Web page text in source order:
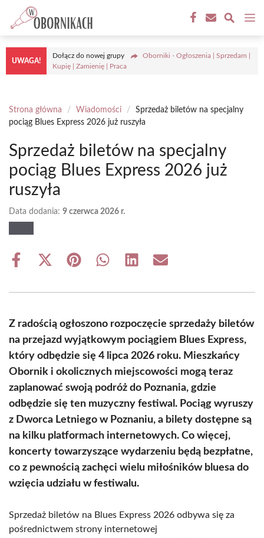
Przejdź
treści
UWAGA!
Dołącz do nowej grupy
Oborniki - Ogłoszenia | Sprzedam |
Kupię | Zamienię | Praca
Strona główna / Wiadomości /
Sprzedaż biletów na specjalny
pociąg Blues Express 2026 już ruszyła
Sprzedaż biletów na specjalny
pociąg Blues Express 2026 już
ruszyła
Data dodania: 9 czerwca 2026 r.
Share
Share
(Twitter)
Share Share Share Share
Z radością ogłoszono rozpoczęcie sprzedaży biletów
na przejazd wyjątkowym pociągiem Blues Express,
który odbędzie się 4 lipca 2026 roku. Mieszkańcy
Obornik i okolicznych miejscowości mogą teraz
zaplanować swoją podróż do Poznania, gdzie
odbędzie się ten muzyczny festiwal. Pociąg wyruszy
z Dworca Letniego w Poznaniu, a bilety dostępne są
na kilku platformach internetowych. Co więcej,
koncerty towarzyszące wydarzeniu będą bezpłatne,
co z pewnością zachęci wielu miłośników bluesa do
wzięcia udziału w festiwalu.
Sprzedaż biletów na Blues Express 2026 odbywa się za
pośrednictwem strony internetowej